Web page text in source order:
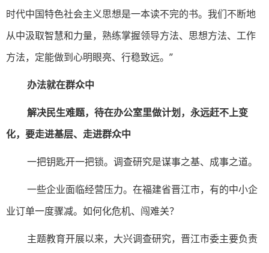
时代中国特色社会主义思想是一本读不完的书。我们不断地
从中汲取智慧和力量，熟练掌握领导方法、思想方法、工作
方法，定能做到心明眼亮、行稳致远。”
办法就在群众中
解决民生难题，待在办公室里做计划，永远赶不上变
化，要走进基层、走进群众中
一把钥匙开一把锁。调查研究是谋事之基、成事之道。
一些企业面临经营压力。在福建省晋江市，有的中小企
业订单一度骤减。如何化危机、闯难关？
主题教育开展以来，大兴调查研究，晋江市委主要负责